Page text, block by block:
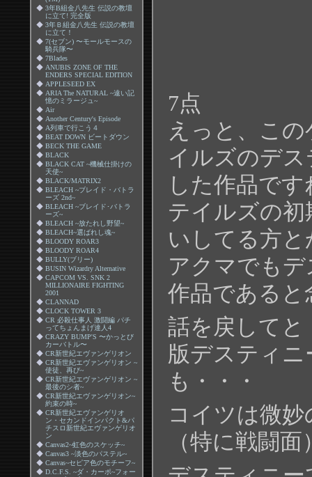
◆ 3年B組金八先生 伝説の教壇
に立て! 完全版
◆ 3年Ｂ組金八先生 伝説の教壇
に立て！
◆ 7(セブン) 〜モールモースの
騎兵隊〜
◆ 7Blades
◆ ANUBIS ZONE OF THE
ENDERS SPECIAL EDITION
◆ APPLESEED EX
◆ ARIA The NATURAL ~遠い記
憶のミラージュ~
◆ Air
◆ Another Century's Episode
◆ A列車で行こう４
◆ BEAT DOWN ビートダウン
◆ BECK THE GAME
◆ BLACK
◆ BLACK CAT ~機械仕掛けの
天使~
◆ BLACK/MATRIX2
◆ BLEACH ~ブレイド・バトラ
ーズ 2nd~
◆ BLEACH ~ブレイド･バトラ
ーズ~
◆ BLEACH ~放たれし野望~
◆ BLEACH~選ばれし魂~
◆ BLOODY ROAR3
◆ BLOODY ROAR4
◆ BULLY(ブリー)
◆ BUSIN Wizardry Alternative
◆ CAPCOM VS. SNK 2
MILLIONAIRE FIGHTING
2001
◆ CLANNAD
◆ CLOCK TOWER 3
◆ CR 必殺仕事人 激闘編 パチ
ってちょんまげ達人4
◆ CRAZY BUMP'S 〜かっとび
カーバトル〜
◆ CR新世紀エヴァンゲリオン
◆ CR新世紀エヴァンゲリオン ~
使徒、再び~
◆ CR新世紀エヴァンゲリオン ~
最後のシ者~
◆ CR新世紀エヴァンゲリオン~
約束の時~
◆ CR新世紀エヴァンゲリオ
ン・セカンドインパクト&パ
チスロ新世紀エヴァンゲリオ
ン
◆ Canvas2~虹色のスケッチ~
◆ Canvas3 ~淡色のパステル~
◆ Canvas~セピア色のモチーフ~
◆ D.C.F.S. ~ダ・カーポ~フォー
7点
えっと、こ
イルズのデ
した作品です
テイルズの
いしてる方
アクマでも
作品である
話を戻してと
版デスティ
も・・・
コイツは微
（特に戦闘面